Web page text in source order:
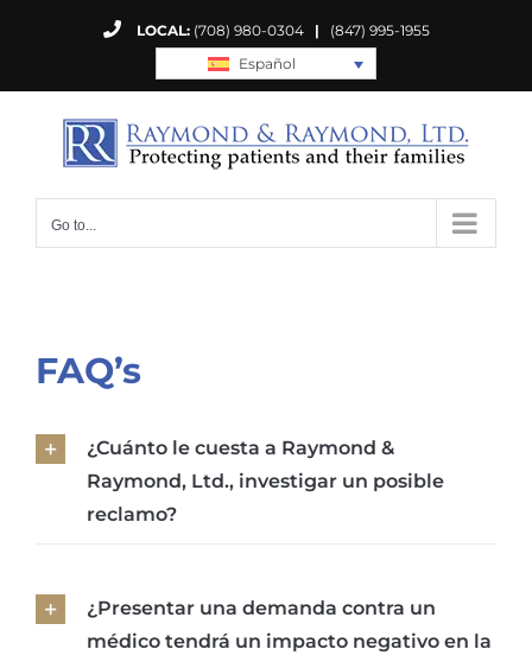
LOCAL:(708) 980-0304 |
(847) 995-1955
Español
Go to...
FAQ’s
¿Cuánto le cuesta a Raymond &
Raymond, Ltd., investigar un posible
reclamo?
¿Presentar una demanda contra un
médico tendrá un impacto negativo en la